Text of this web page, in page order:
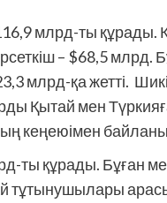
млрд-ты құрады.
– $68,5 млрд.
млрд-қа жетті.
Қытай мен
кеңеюімен
ты құрады. Бұған
тұтынушылары